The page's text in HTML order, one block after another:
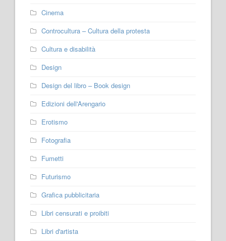
Cinema
Controcultura – Cultura della protesta
Cultura e disabilità
Design
Design del libro – Book design
Edizioni dell'Arengario
Erotismo
Fotografia
Fumetti
Futurismo
Grafica pubblicitaria
Libri censurati e proibiti
Libri d'artista